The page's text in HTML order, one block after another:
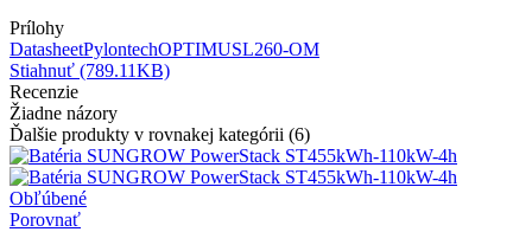
Prílohy
DatasheetPylontechOPTIMUSL260-OM
Stiahnuť (789.11KB)
Recenzie
Žiadne názory
Ďalšie produkty v rovnakej kategórii (6)
Obľúbené
Porovnať